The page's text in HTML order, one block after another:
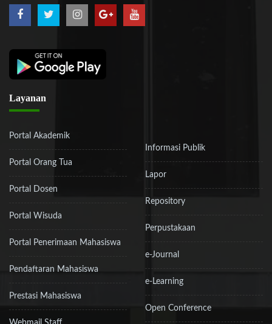
Layanan
Portal Akademik
Portal Orang Tua
Portal Dosen
Portal Wisuda
Portal Penerimaan Mahasiswa
Pendaftaran Mahasiswa
Prestasi Mahasiswa
Informasi Publik
Lapor
Repository
Perpustakaan
e-Journal
e-Learning
Open Conference